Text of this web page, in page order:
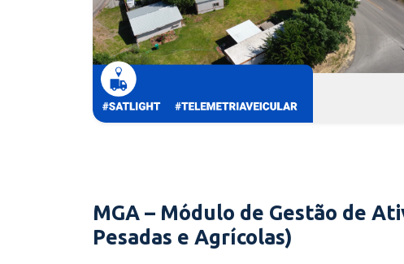
MGA – Módulo de Gestão de
Pesadas e Agrícolas)